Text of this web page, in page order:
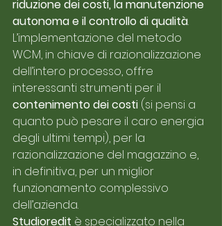
riduzione dei costi, la manutenzione
autonoma e il controllo di qualità.
L’implementazione del metodo
WCM, in chiave di razionalizzazione
dell’intero processo, offre
interessanti strumenti per il
contenimento dei costi (si pensi a
quanto può pesare il caro energia
degli ultimi tempi), per la
razionalizzazione del magazzino e,
in definitiva, per un miglior
funzionamento complessivo
dell’azienda.
Studioredit è specializzato nella